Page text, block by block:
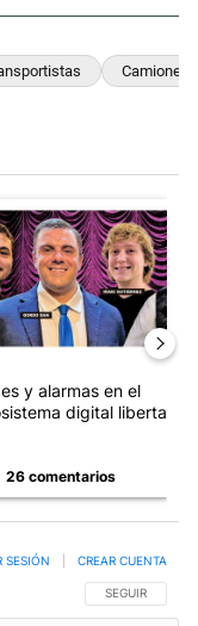
Camiones
Jorge Messi, el
de tendencia con
y alarmas en el
digital libertario
26 comentarios
SIGA ESTA
SEGUIR
SESIÓN CREAR CUENTA